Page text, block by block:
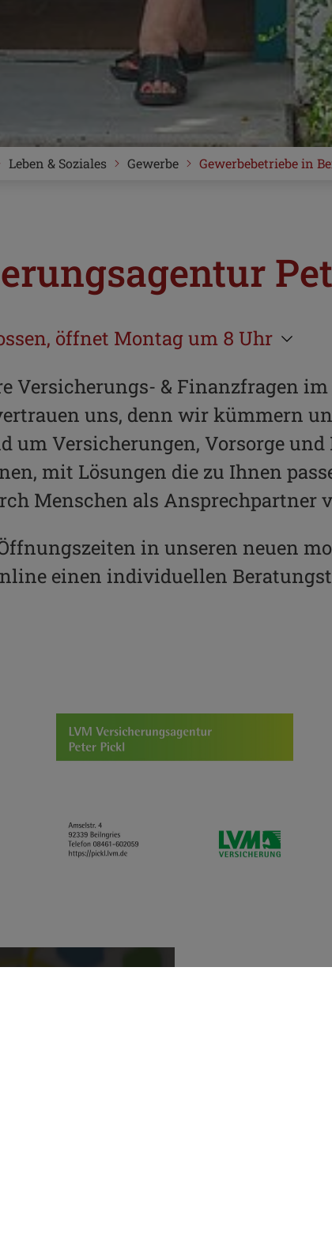
Gewerbebetriebe in
Gewerbe
Leben & Soziales
öffnet Montag um 8 Uhr
Versicherungs- & Finanzfragen
uns, denn wir kümmern
um Versicherungen, Vorsorge
mit Lösungen die zu Ihnen
Menschen als Ansprechpartner
in unseren neuen
einen individuellen
LVM